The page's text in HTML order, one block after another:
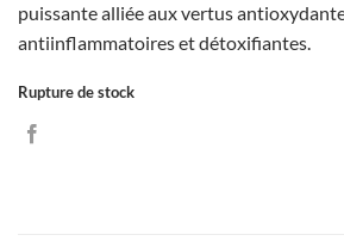
puissante alliée aux vertus
antiinflammatoires et détoxifiantes.
Rupture de stock